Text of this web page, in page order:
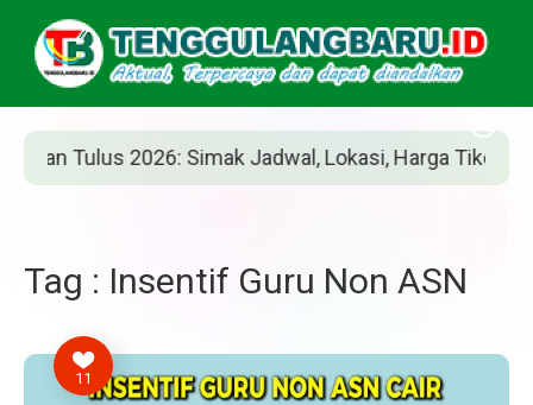
Tulus 2026: Simak Jadwal, Lokasi, Harga Tiket, dan
Tag : Insentif Guru Non ASN
11